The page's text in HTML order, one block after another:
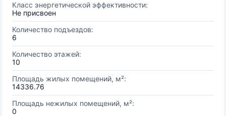
Класс энергетической эффективности:
Не присвоен
Количество подъездов:
6
Количество этажей:
10
Площадь жилых помещений, м²:
14336.76
Площадь нежилых помещений, м²:
0